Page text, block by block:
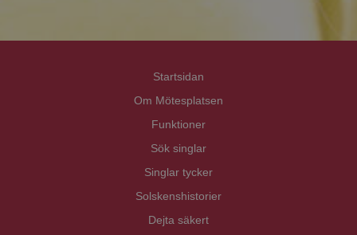
Startsidan
Om Mötesplatsen
Funktioner
Sök singlar
Singlar tycker
Solskenshistorier
Dejta säkert